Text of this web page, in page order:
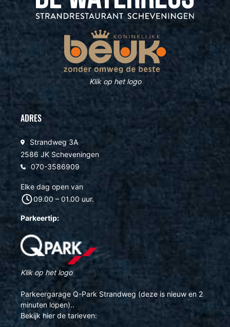
Klik op het logo
ADRES
Strandweg 3A
2586 JK Scheveningen
070-3586909
Elke dag open van
09.00 – 01.00 uur.
Parkeertip:
Klik op het logo
Parkeergarage Q-Park Strandweg (deze is nieuw en 2
minuten lopen)..
Bekijk hier de tarieven: